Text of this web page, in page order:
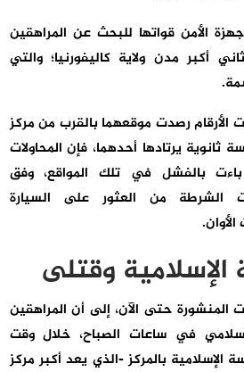
الأمن قواتها للبحث عن المراهقين
أكبر مدن ولاية كاليفورنيا؛ والتي
الأرقام رصدت موقعهما بالقرب من مركز
ثانوية يرتادها أحدهما، فإن المحاولات
باءت بالفشل في تلك المواقع، وفق
الشرطة من العثور على السيارة
وقتلى
المنشورة حتى الآن، إلى أن المراهقين
في ساعات الصباح، خلال وقت
الإسلامية بالمركز -الذي يعد أكبر مركز